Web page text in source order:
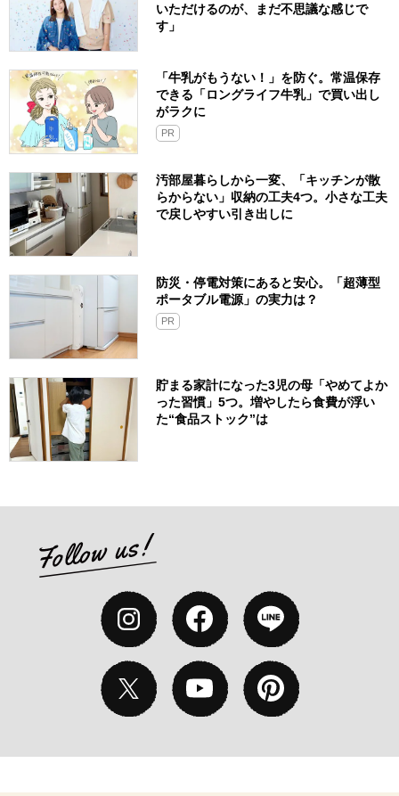
いただけるのが、まだ不思議な感じで
す」
「牛乳がもうない！」を防ぐ。常温保存
できる「ロングライフ牛乳」で買い出し
がラクに
PR
汚部屋暮らしから一変、「キッチンが散
らからない」収納の工夫4つ。小さな工夫
で戻しやすい引き出しに
防災・停電対策にあると安心。「超薄型
ポータブル電源」の実力は？​
PR
貯まる家計になった3児の母「やめてよか
った習慣」5つ。増やしたら食費が浮い
た“食品ストック”は